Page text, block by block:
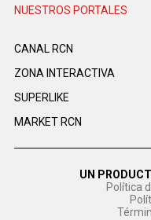
NUESTROS PORTALES
CANAL RCN
ZONA INTERACTIVA
SUPERLIKE
MARKET RCN
UN
Política